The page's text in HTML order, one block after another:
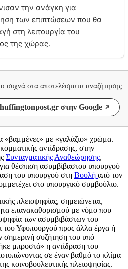
την ανάγκη για
των επιπτώσεων που θα
στη λειτουργία του
της χώρας.
συχνά στα αποτελέσματα αναζήτησης
στην Google
«βαμμένες» με «γαλάζιο» χρώμα.
αντίδρασης, στην
Συνταγματικής Αναθεώρησης,
θέσπιση ασυμβίβαστου υπουργού
του υπουργού στη Βουλή από τον
στο υπουργικό συμβούλιο.
πλειοψηφίας, σημειώνεται,
επανακαθορισμού με νόμο που
των ασυμβιβάστων του
του Υφυπουργού προς άλλα έργα ή
σημερινή συζήτηση του υπό
μπροστά» η αντίδραση του
σε έναν βαθμό το κλίμα
κοινοβουλευτικής πλειοψηφίας.